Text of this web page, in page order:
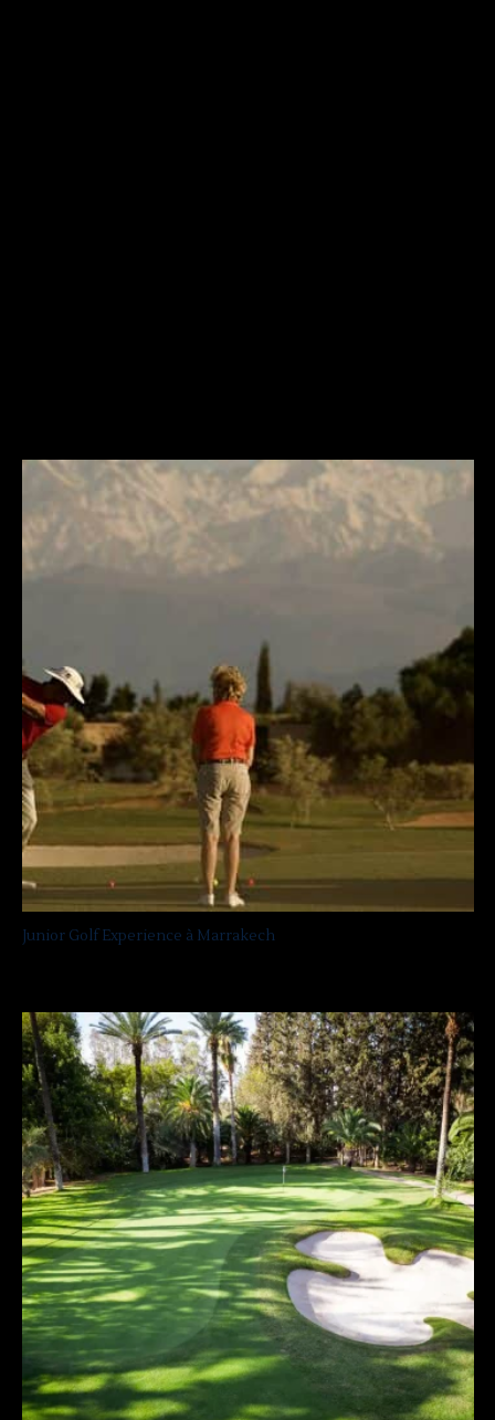
Junior Golf Experience à Marrakech